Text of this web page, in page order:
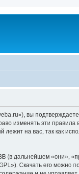
вы
изменять эти
на вас, так как
дальнейшем «они»,
Скачать его можно